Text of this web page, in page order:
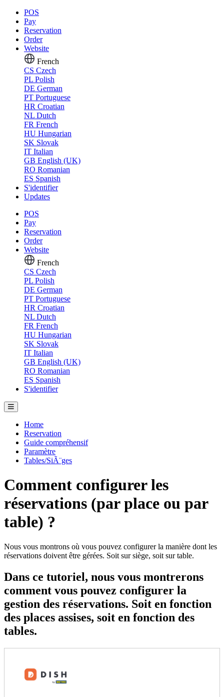
POS
Pay
Reservation
Order
Website
French
CS Czech
PL Polish
DE German
PT Portuguese
HR Croatian
NL Dutch
FR French
HU Hungarian
SK Slovak
IT Italian
GB English (UK)
RO Romanian
ES Spanish
S'identifier
Updates
POS
Pay
Reservation
Order
Website
French
CS Czech
PL Polish
DE German
PT Portuguese
HR Croatian
NL Dutch
FR French
HU Hungarian
SK Slovak
IT Italian
GB English (UK)
RO Romanian
ES Spanish
S'identifier
Home
Reservation
Guide compréhensif
Paramètre
Tables/SiÃ¨ges
Comment configurer les
réservations (par place ou par
table) ?
Nous vous montrons où vous pouvez configurer la manière dont les
réservations doivent être gérées. Soit sur siège, soit sur table.
Dans ce tutoriel, nous vous montrerons
comment vous pouvez configurer la
gestion des réservations. Soit en fonction
des places assises, soit en fonction des
tables.